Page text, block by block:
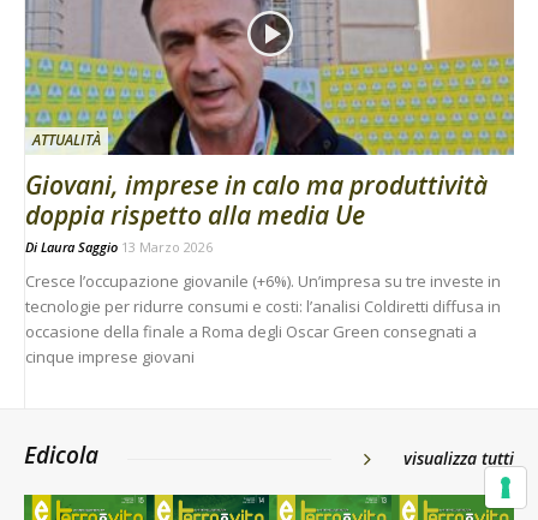
ATTUALITÀ
Giovani, imprese in calo ma produttività
doppia rispetto alla media Ue
Di Laura Saggio 13 Marzo 2026
Cresce l’occupazione giovanile (+6%). Un’impresa su tre investe in
tecnologie per ridurre consumi e costi: l’analisi Coldiretti diffusa in
occasione della finale a Roma degli Oscar Green consegnati a
cinque imprese giovani
Edicola visualizza tutti